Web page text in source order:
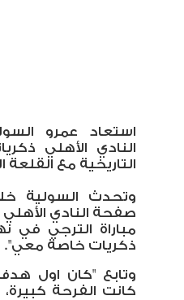
استعاد عمرو
النادي الأهلي
التاريخية مع القلعة
وتحدث السولية
صفحة النادي
مباراة الترجي في
ذكريات خاصة معي".
وتابع "كان اول
كانت الفرحة